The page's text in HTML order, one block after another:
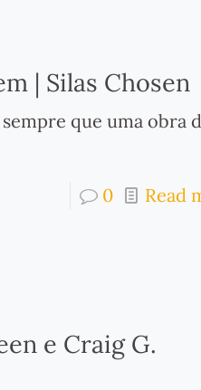
| Silas Chosen
que uma obra
0 Read
e Craig G.